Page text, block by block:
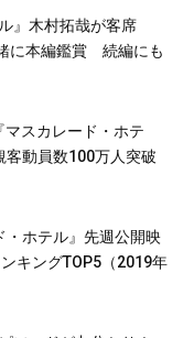
』木村拓哉が客席
に本編鑑賞 続編にも
スカレード・ホテ
客動員数100万人突破
・ホテル』先週公開映
キングTOP5（2019年